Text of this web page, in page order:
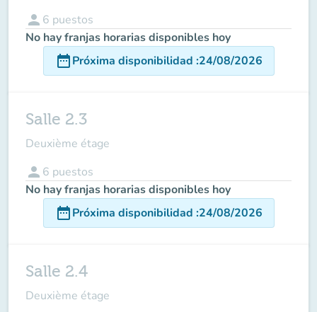
person 6 puestos
No hay franjas horarias disponibles hoy
date_rangePróxima disponibilidad :24/08/2026
Salle 2.3
Deuxième étage
person 6 puestos
No hay franjas horarias disponibles hoy
date_rangePróxima disponibilidad :24/08/2026
Salle 2.4
Deuxième étage